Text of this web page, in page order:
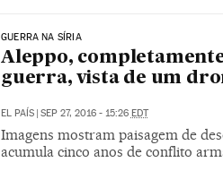
GUERRA NA SÍRIA
Aleppo,
guerra, vista de um
EL PAÍS | SEP 27, 2016 - 15:26 EDT
Imagens mostram paisagem de
acumula cinco anos de conflito